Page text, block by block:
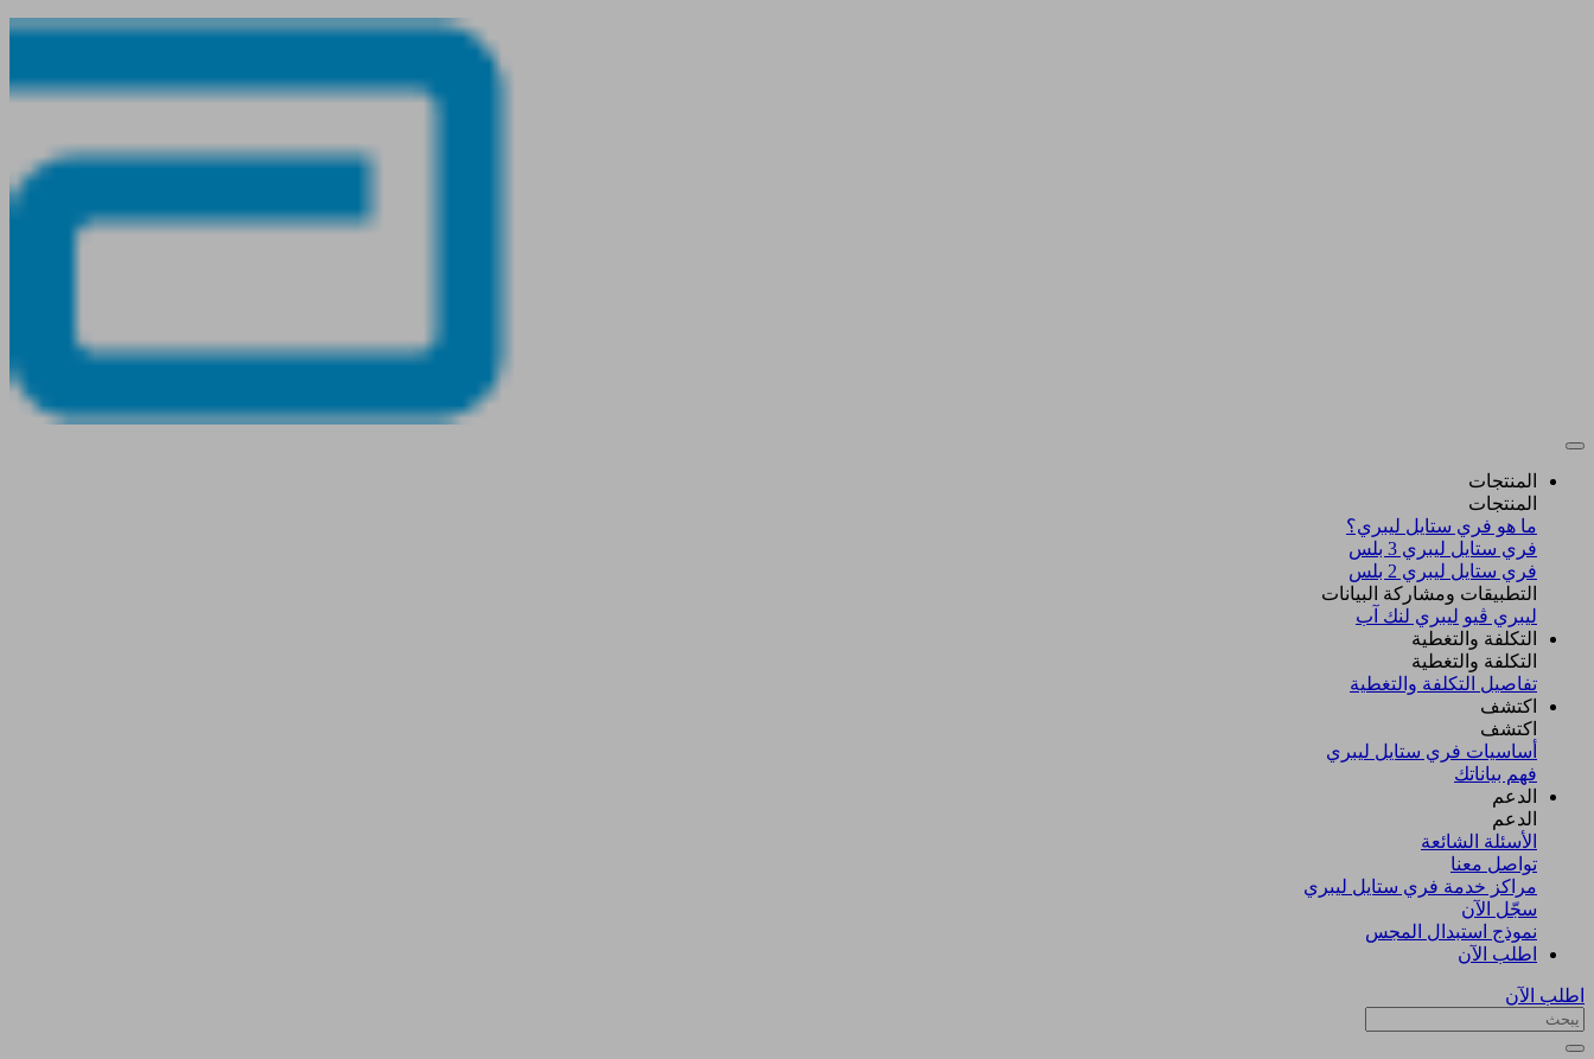
المنتجات
المنتجات
ما هو فري ستايل ليبري؟
فري ستايل ليبري 3 بلس​
فري ستايل ليبري 2 بلس​
التطبيقات ومشاركة البيانات
ليبري ڤيو ليبري لنك آب
التكلفة والتغطية
التكلفة والتغطية
تفاصيل التكلفة والتغطية
اكتشف​
اكتشف​
أساسيات فري ستايل ليبري
فهم بياناتك
الدعم
الدعم
الأسئلة الشائعة
تواصل معنا
مراكز خدمة فري ستايل ليبري
سجّل الآن​
نموذج استبدال المجس
اطلب الآن
اطلب الآن